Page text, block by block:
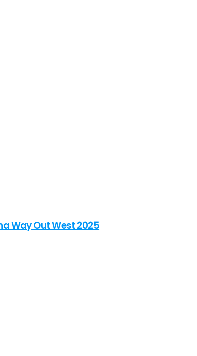
Way Out West 2025